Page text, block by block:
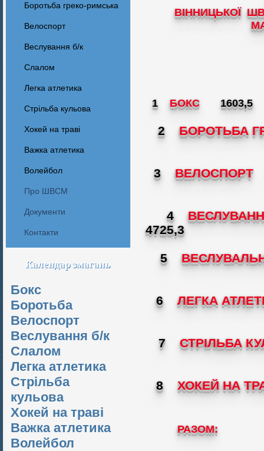
Боротьба греко-римська
Велоспорт
Веслування б/к
Cлалом
Легка атлетика
Стрільба кульова
Хокей на траві
Важка атлетика
Волейбол
Про ШВСМ
Документи
Контакти
Календар змагань
Бокс
Боротьба
Велоспорт
Веслування б/к
Cлалом
Легка атлетика
Стрільба
кульова
Хокей на траві
Важка атлетика
Волейбол
ВІННИЦЬКОЇ
1БОКС 1603,5
2БОРОТЬБА
3ВЕЛОСПОРТ
4
4725,3
5
6ЛЕГКА
7СТРІЛЬБА
8ХОКЕЙ НА